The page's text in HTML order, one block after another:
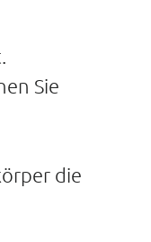
Sie
die